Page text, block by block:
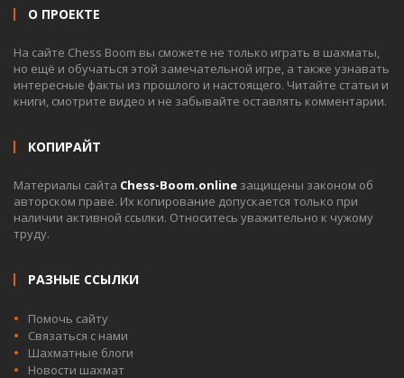
О ПРОЕКТЕ
На сайте Chess Boom вы сможете не только играть в шахматы,
но ещё и обучаться этой замечательной игре, а также узнавать
интересные факты из прошлого и настоящего. Читайте статьи и
книги, смотрите видео и не забывайте оставлять комментарии.
КОПИРАЙТ
Материалы сайта Chess-Boom.online защищены законом об
авторском праве. Их копирование допускается только при
наличии активной ссылки. Относитесь уважительно к чужому
труду.
РАЗНЫЕ ССЫЛКИ
Помочь сайту
Связаться с нами
Шахматные блоги
Новости шахмат